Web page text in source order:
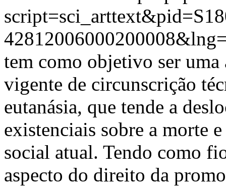
tem como objetivo ser
vigente de circunscrição
eutanásia, que tende a
existenciais sobre a morte
social atual. Tendo como
aspecto do direito da